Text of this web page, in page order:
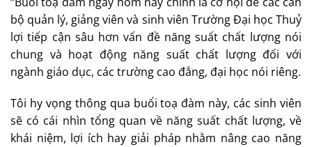
bộ quản lý, giảng viên và sinh viên Trường Đại học Thuỷ
lợi tiếp cận sâu hơn vấn đề năng suất chất lượng nói
chung và hoạt động năng suất chất lượng đối với
ngành giáo dục, các trường cao đẳng, đại học nói riêng.
Tôi hy vọng thông qua buổi toạ đàm này, các sinh viên
sẽ có cái nhìn tổng quan về năng suất chất lượng, về
khái niệm, lợi ích hay giải pháp nhằm nâng cao năng